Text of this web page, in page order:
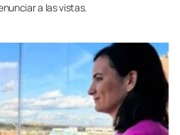
a las vistas.